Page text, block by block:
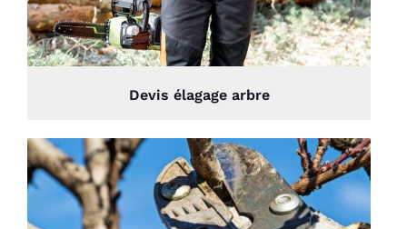
Devis élagage arbre